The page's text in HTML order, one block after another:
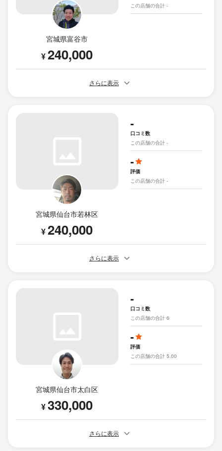
宮城県富谷市
¥240,000
この店舗の合計 -
さらに表示
宮城県仙台市若林区
¥240,000
-
口コミ数
この店舗の合計 -
-
評価
この店舗の合計 -
さらに表示
宮城県仙台市太白区
¥330,000
-
口コミ数
この店舗の合計 6
-
評価
この店舗の合計 5.00
さらに表示